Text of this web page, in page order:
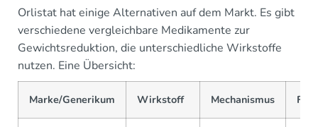
Orlistat hat einige Alternativen auf dem Markt. Es gibt
verschiedene vergleichbare Medikamente zur
Gewichtsreduktion, die unterschiedliche Wirkstoffe
nutzen. Eine Übersicht:
Marke/Generikum Wirkstoff Mechanismus